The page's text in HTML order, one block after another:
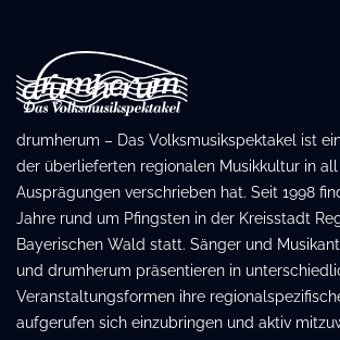
drumherum – Das Volksmusikspektakel ist
der überlieferten regionalen Musikkultur in
Ausprägungen verschrieben hat. Seit 1998
Jahre rund um Pfingsten in der Kreisstadt
Bayerischen Wald statt. Sänger und
und drumherum präsentieren in
Veranstaltungsformen ihre
aufgerufen sich einzubringen und aktiv